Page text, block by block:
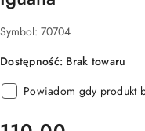
Symbol: 70704
Dostępność: Brak towaru
Powiadom gdy produkt